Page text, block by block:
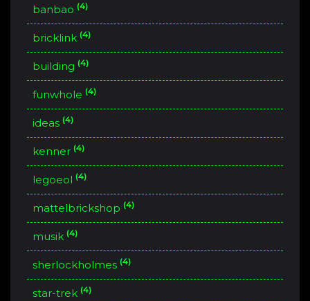
banbao (4)
bricklink (4)
building (4)
funwhole (4)
ideas (4)
kenner (4)
legoeol (4)
mattelbrickshop (4)
musik (4)
sherlockholmes (4)
star-trek (4)